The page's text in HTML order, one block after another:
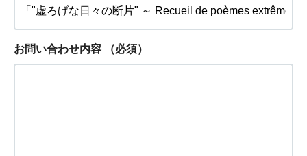
お問い合わせ内容 （必須）